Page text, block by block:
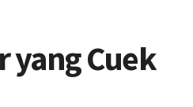
yang Cuek